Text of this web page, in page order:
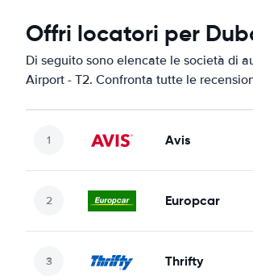
Offri locatori per
Di seguito sono elencate le società di
Airport - T2. Confronta tutte le
Avis
Europcar
Thrifty